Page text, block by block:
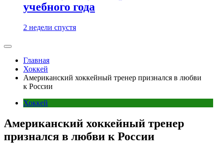
учебного года
2 недели спустя
Главная
Хоккей
Американский хоккейный тренер признался в любви
к России
Хоккей
Американский хоккейный тренер
признался в любви к России